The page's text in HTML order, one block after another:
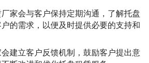
厂家会与客户保持定期沟通，了解托盘
的需求，以便及时提供必要的支持和
会建立客户反馈机制，鼓励客户提出意